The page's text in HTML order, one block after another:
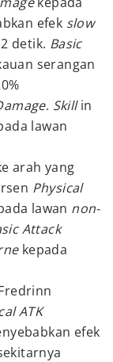
efek slow
detik. Basic
serangan
. Skillin
lawan
arah yang
Physical
lawan non-
Attack
kepada
ATK
efek